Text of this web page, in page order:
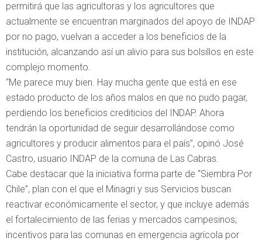
permitirá que las agricultoras y los agricultores que
actualmente se encuentran marginados del apoyo de INDAP
por no pago, vuelvan a acceder a los beneficios de la
institución, alcanzando así un alivio para sus bolsillos en este
complejo momento.
“Me parece muy bien. Hay mucha gente que está en ese
estado producto de los años malos en que no pudo pagar,
perdiendo los beneficios crediticios del INDAP. Ahora
tendrán la oportunidad de seguir desarrollándose como
agricultores y producir alimentos para el país”, opinó José
Castro, usuario INDAP de la comuna de Las Cabras.
Cabe destacar que la iniciativa forma parte de “Siembra Por
Chile”, plan con el que el Minagri y sus Servicios buscan
reactivar económicamente el sector, y que incluye además
el fortalecimiento de las ferias y mercados campesinos;
incentivos para las comunas en emergencia agrícola por